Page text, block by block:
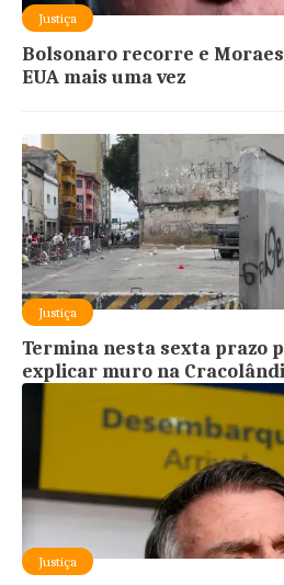
Justiça
Bolsonaro recorre e
EUA mais uma vez
Justiça
Termina nesta sexta prazo
explicar muro na
Justiça